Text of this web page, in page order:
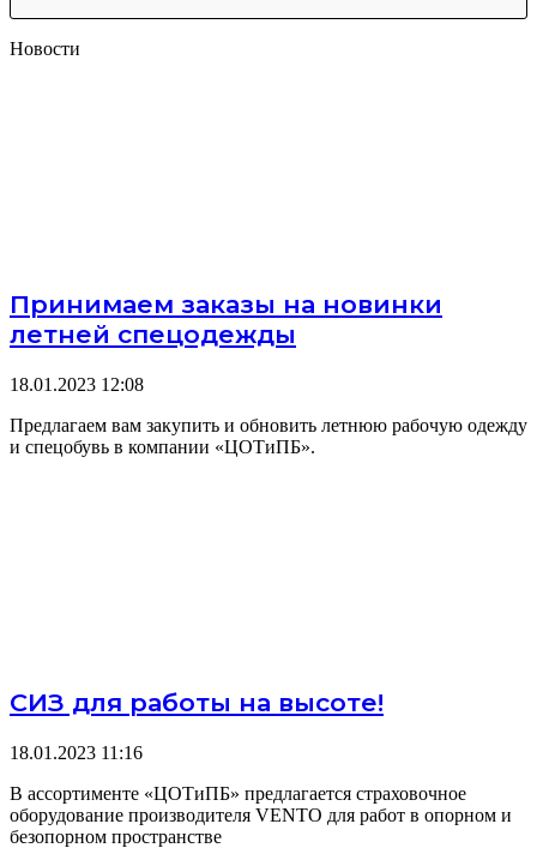
Новости
Принимаем заказы на новинки
летней спецодежды
18.01.2023 12:08
Предлагаем вам закупить и обновить летнюю рабочую одежду
и спецобувь в компании «ЦОТиПБ».
СИЗ для работы на высоте!
18.01.2023 11:16
В ассортименте «ЦОТиПБ» предлагается страховочное
оборудование производителя VENTO для работ в опорном и
безопорном пространстве